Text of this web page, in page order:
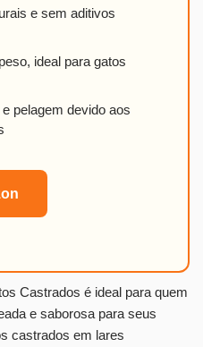
e sem aditivos
ideal para gatos
pelagem devido aos
Castrados é ideal para quem
e saborosa para seus
castrados em lares